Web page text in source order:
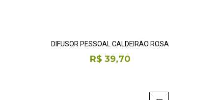
DIFUSOR PESSOAL CALDEIRÃO ROSA
R$ 39,70